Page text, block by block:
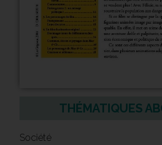
THÉMATIQUES
Société